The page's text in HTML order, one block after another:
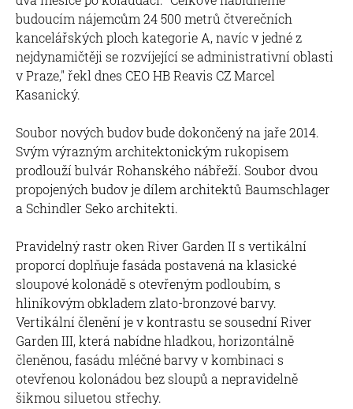
budoucím nájemcům 24 500 metrů čtverečních
kancelářských ploch kategorie A, navíc v jedné z
nejdynamičtěji se rozvíjející se administrativní oblasti
v Praze," řekl dnes CEO HB Reavis CZ Marcel
Kasanický.
Soubor nových budov bude dokončený na jaře 2014.
Svým výrazným architektonickým rukopisem
prodlouží bulvár Rohanského nábřeží. Soubor dvou
propojených budov je dílem architektů Baumschlager
a Schindler Seko architekti.
Pravidelný rastr oken River Garden II s vertikální
proporcí doplňuje fasáda postavená na klasické
sloupové kolonádě s otevřeným podloubím, s
hliníkovým obkladem zlato-bronzové barvy.
Vertikální členění je v kontrastu se sousední River
Garden III, která nabídne hladkou, horizontálně
členěnou, fasádu mléčné barvy v kombinaci s
otevřenou kolonádou bez sloupů a nepravidelně
šikmou siluetou střechy.